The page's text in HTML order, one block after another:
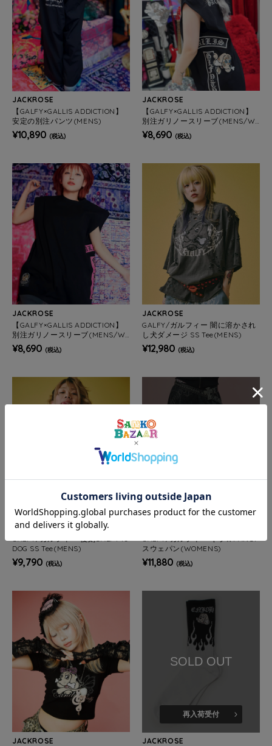
JACKROSE
【GALFY×GALLIS ADDICTION】
安定の別注パンツ(MENS)
¥10,890 (税込)
JACKROSE
【GALFY×GALLIS ADDICTION】
別注ガリノースリーブ(MENS/W
OMENS)
¥8,690 (税込)
JACKROSE
【GALFY×GALLIS ADDICTION】
別注ガリノースリーブ(MENS/W
OMENS)
¥8,690 (税込)
JACKROSE
GALFY/ガルフィー 闇に溶かされ
し犬ダメージ SS Tee(MENS)
¥12,980 (税込)
JACKROSE
DOG SS Tee(MENS)
¥9,790 (税込)
再入荷受付
スウェパン(WOMENS)
¥11,880 (税込)
JACKROSE
SOLD OUT
再入荷受付
JACKROSE